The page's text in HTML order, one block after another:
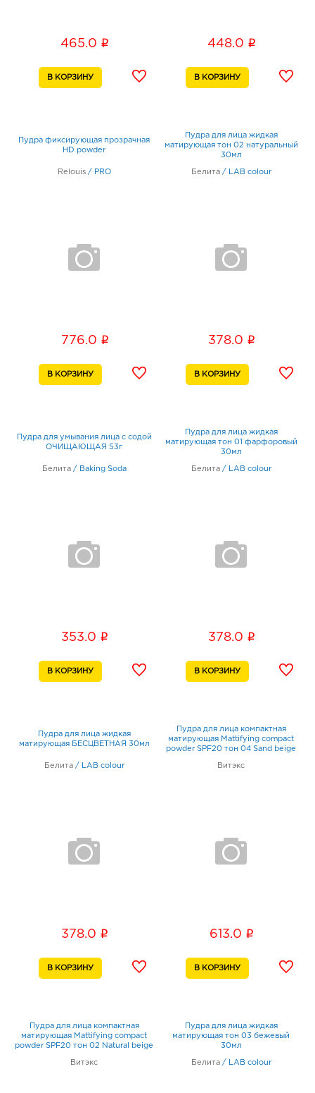
465.0 i 448.0 i
Пудра фиксирующая прозрачная
HD powder
Relouis / PRO
776.0 i
Пудра для лица жидкая
матирующая тон 02 натуральный
30мл
Белита / LAB colour
378.0 i
Пудра для умывания лица с содой
ОЧИЩАЮЩАЯ 53г
Белита / Baking Soda
353.0 i
Пудра для лица жидкая
матирующая тон 01 фарфоровый
30мл
Белита / LAB colour
378.0 i
Пудра для лица жидкая
матирующая БЕСЦВЕТНАЯ 30мл
Белита / LAB colour
378.0 i
Пудра для лица компактная
матирующая Mattifying compact
powder SPF20 тон 04 Sand beige
Витэкс
613.0 i
Пудра для лица компактная
матирующая Mattifying compact
powder SPF20 тон 02 Natural beige
Витэкс
Пудра для лица жидкая
матирующая тон 03 бежевый
30мл
Белита / LAB colour